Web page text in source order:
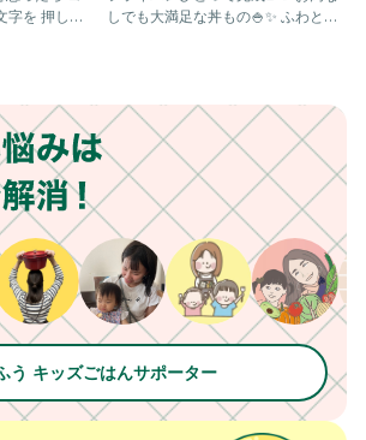
字を 押して
しでも大満足な丼もの🍚✨ ふわとろ
う キッズごはんサポーター